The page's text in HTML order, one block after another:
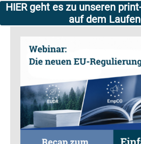
HIER geht es zu unseren
auf dem